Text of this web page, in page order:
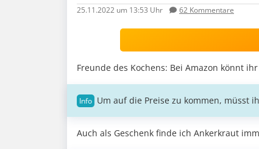
25.11.2022 um 13:53 Uhr 62 Kommentare
Freunde des Kochens: Bei Amazon könnt
Um auf die Preise zu kommen, müsst
Auch als Geschenk finde ich Ankerkraut